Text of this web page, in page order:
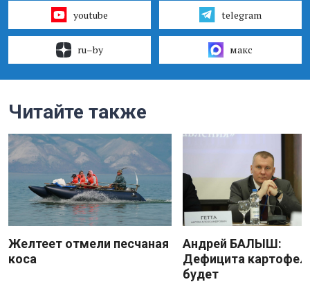
youtube telegram
ru–by макс
Читайте также
Желтеет отмели песчаная
коса
Андрей БАЛЫШ:
Дефицита
будет